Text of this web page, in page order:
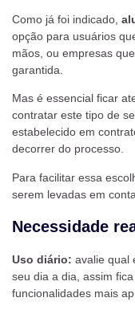
Como já foi indicado,
opção para usuários
mãos, ou empresas
garantida.
Mas é essencial ficar
contratar este tipo de
estabelecido em
decorrer do processo.
Para facilitar essa
serem levadas em
Necessidade
Uso diário: avalie qual
seu dia a dia, assim
funcionalidades mais